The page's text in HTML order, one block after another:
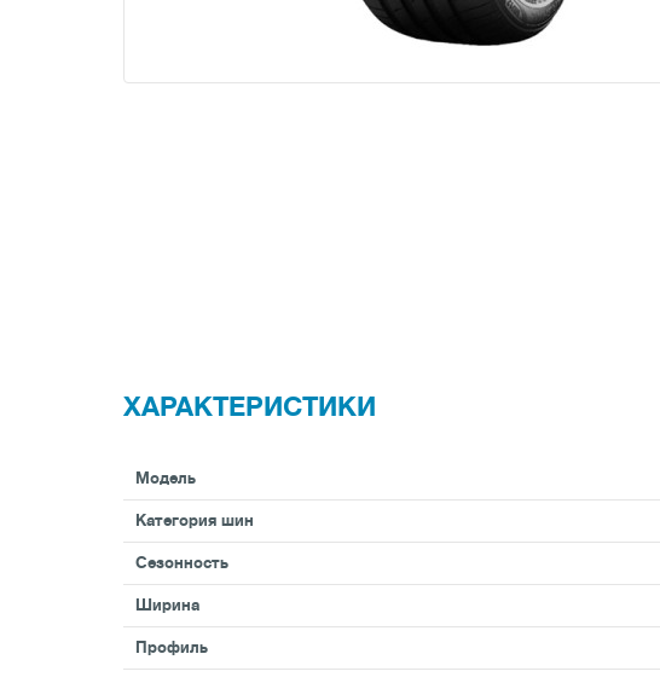
ХАРАКТЕРИСТИКИ
Модель
Категория шин
Сезонность
Ширина
Профиль